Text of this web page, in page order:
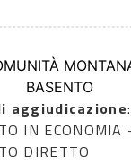
BASENTO
aggiudicazione
IN ECONOMIA
DIRETTO